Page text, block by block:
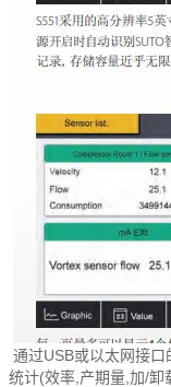
通过USB或以太网接
统计(效率,产期量,加/卸